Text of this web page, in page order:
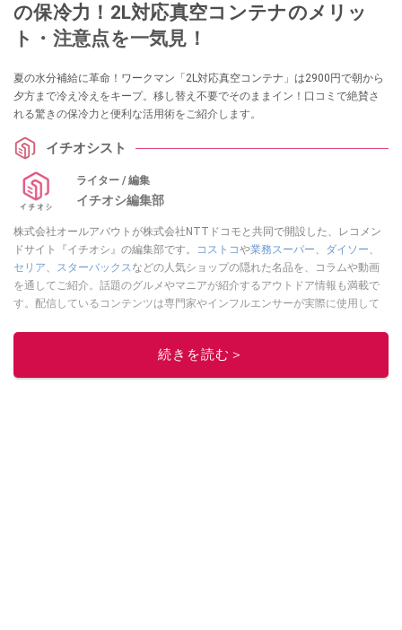
の保冷力！2L対応真空コンテナのメリッ
ト・注意点を一気見！
夏の水分補給に革命！ワークマン「2L対応真空コンテナ」は2900円で朝から
夕方まで冷え冷えをキープ。移し替え不要でそのままイン！口コミで絶賛さ
れる驚きの保冷力と便利な活用術をご紹介します。
イチオシスト
ライター / 編集
イチオシ編集部
株式会社オールアバウトが株式会社NTTドコモと共同で開設した、レコメン
ドサイト『イチオシ』の編集部です。
コストコや業務スーパー、 ダイソー、
セリア、 スターバックスなどの人気ショップの隠れた名品を、コラムや動画
を通してご紹介。話題のグルメやマニアが紹介するアウトドア情報も満載で
す。配信しているコンテンツは専門家やインフルエンサーが実際に使用して
ニュースでフォロー
続きを読む＞